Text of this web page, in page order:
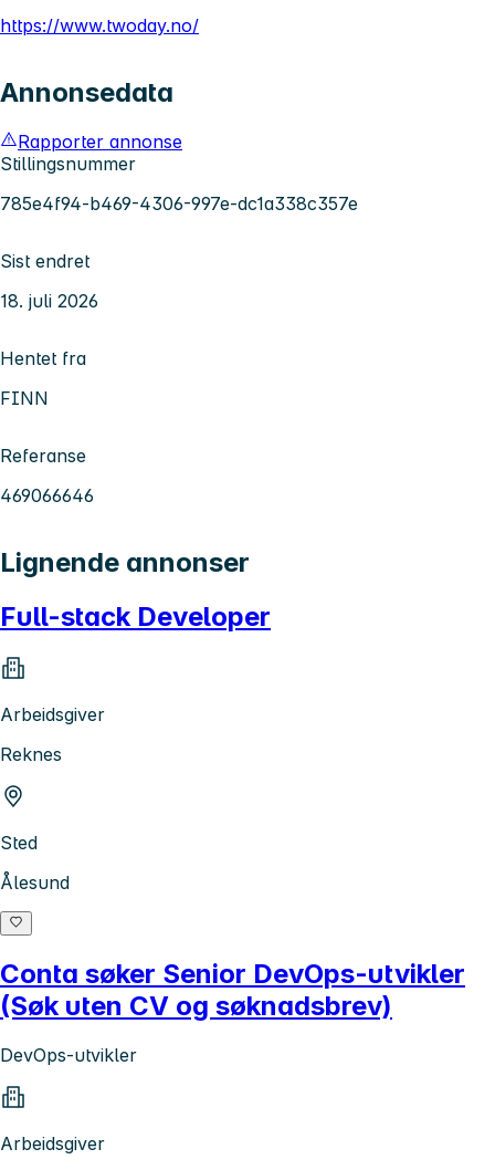
https://www.twoday.no/
Annonsedata
Rapporter annonse
Stillingsnummer
785e4f94-b469-4306-997e-dc1a338c357e
Sist endret
18. juli 2026
Hentet fra
FINN
Referanse
469066646
Lignende annonser
Full-stack Developer
Arbeidsgiver
Reknes
Sted
Ålesund
Conta søker Senior DevOps-utvikler
(Søk uten CV og søknadsbrev)
DevOps-utvikler
Arbeidsgiver